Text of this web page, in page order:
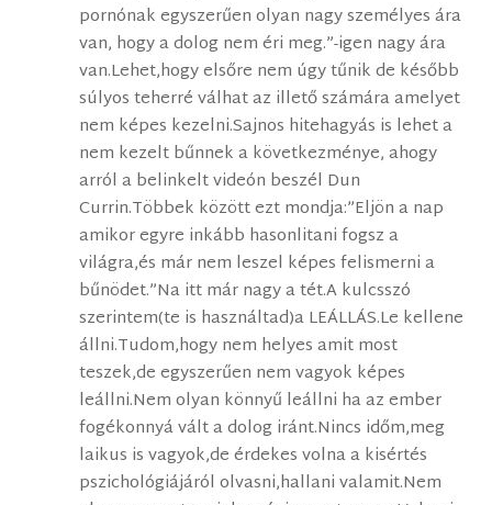
pornónak egyszerűen olyan nagy személyes ára
van, hogy a dolog nem éri meg.”-igen nagy ára
van.Lehet,hogy elsőre nem úgy tűnik de később
súlyos teherré válhat az illető számára amelyet
nem képes kezelni.Sajnos hitehagyás is lehet a
nem kezelt bűnnek a következménye, ahogy
arról a belinkelt videón beszél Dun
Currin.Többek között ezt mondja:”Eljön a nap
amikor egyre inkább hasonlitani fogsz a
világra,és már nem leszel képes felismerni a
bűnödet.”Na itt már nagy a tét.A kulcsszó
szerintem(te is használtad)a LEÁLLÁS.Le kellene
állni.Tudom,hogy nem helyes amit most
teszek,de egyszerűen nem vagyok képes
leállni.Nem olyan könnyű leállni ha az ember
fogékonnyá vált a dolog iránt.Nincs időm,meg
laikus is vagyok,de érdekes volna a kisértés
pszichológiájáról olvasni,hallani valamit.Nem